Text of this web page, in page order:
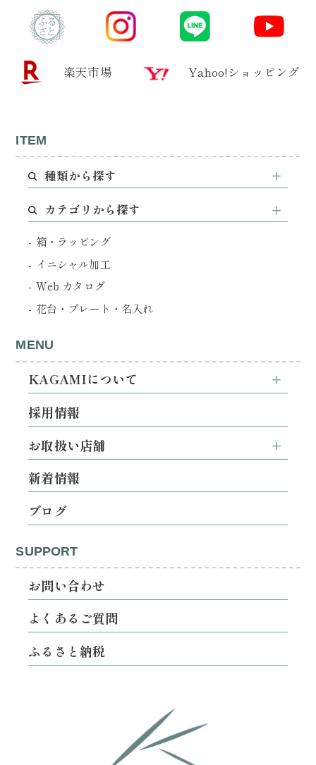
楽天市場 Yahoo!ショッピング
ITEM
種類から探す
カテゴリから探す
箱・ラッピング
イニシャル加工
Web カタログ
花台・プレート・名入れ
MENU
KAGAMIについて
採用情報
お取扱い店舗
新着情報
ブログ
SUPPORT
お問い合わせ
よくあるご質問
ふるさと納税